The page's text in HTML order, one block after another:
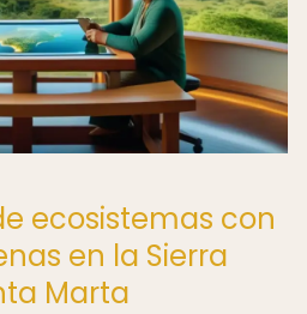
ecosistemas con
en la Sierra
Marta